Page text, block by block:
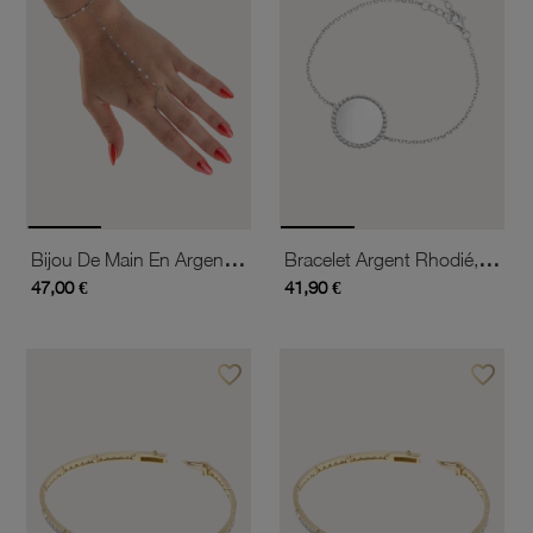
Bijou De Main En Argent Rhodié
47,00 €
Bracelet Argent Rhodié, Plaque Ronde Perlée 18 Mm
41,90 €
favorite_borderAjouter à vos favoris favorite_borderAjouter